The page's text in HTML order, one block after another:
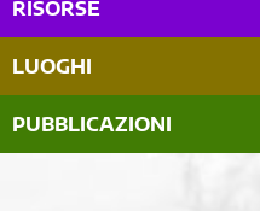
RISORSE
LUOGHI
PUBBLICAZIONI